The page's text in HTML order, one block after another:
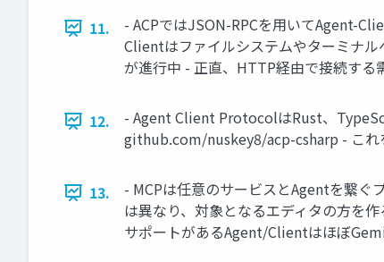
11.
- ACPではJSON-RPCを用いてAgent-
Clientはファイルシステムやターミナ
が進行中 - 正直、HTTP経由で接続す
12.
- Agent Client ProtocolはRust、
github.com/nuskey8/acp-csharp - これ
13.
- MCPは任意のサービスとAgentを繋ぐ
は異なり、対象となるエディタの方を
サポートがあるAgent/Clientはほぼ